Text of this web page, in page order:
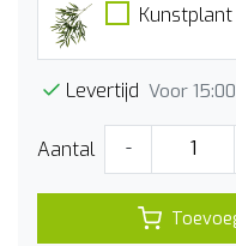
Levertijd Voor
Aantal -